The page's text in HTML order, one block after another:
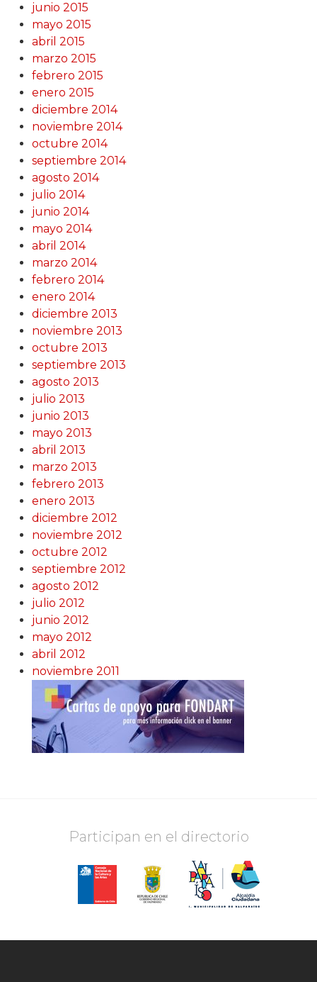
junio 2015
mayo 2015
abril 2015
marzo 2015
febrero 2015
enero 2015
diciembre 2014
noviembre 2014
octubre 2014
septiembre 2014
agosto 2014
julio 2014
junio 2014
mayo 2014
abril 2014
marzo 2014
febrero 2014
enero 2014
diciembre 2013
noviembre 2013
octubre 2013
septiembre 2013
agosto 2013
julio 2013
junio 2013
mayo 2013
abril 2013
marzo 2013
febrero 2013
enero 2013
diciembre 2012
noviembre 2012
octubre 2012
septiembre 2012
agosto 2012
julio 2012
junio 2012
mayo 2012
abril 2012
noviembre 2011
Participan en el directorio